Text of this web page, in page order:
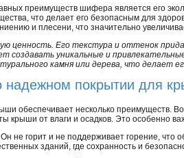
преимуществ шифера является его
что делает его безопасным для
и плесени, что значительно
ценность. Его текстура и оттенок
создавать уникальные и
камня или дерева, что делает
надежном покрытии для
обеспечивает несколько преимуществ.
от влаги и осадков. Это особенно
не горит и не поддерживает горение, что
зданий, где сохранность и